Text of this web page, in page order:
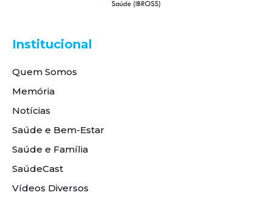
Institucional
Quem Somos
Memória
Notícias
Saúde e Bem-Estar
Saúde e Família
SaúdeCast
Vídeos Diversos